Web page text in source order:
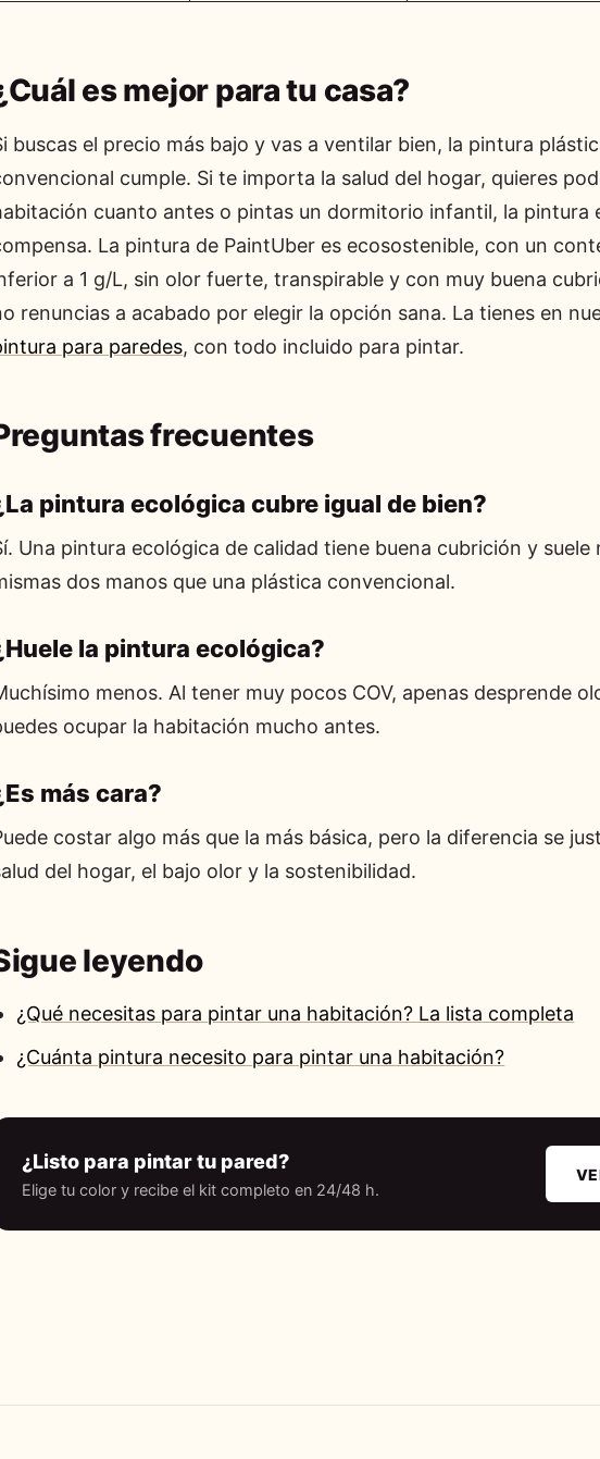
es mejor para tu casa?
buscas el precio más bajo y vas a ventilar bien, la pintura
cumple. Si te importa la salud del hogar, quieres
cuanto antes o pintas un dormitorio infantil, la pintura
La pintura de PaintUber es ecosostenible, con un
a 1 g/L, sin olor fuerte, transpirable y con muy buena
renuncias a acabado por elegir la opción sana. La tienes en
para paredes, con todo incluido para pintar.
frecuentes
pintura ecológica cubre igual de bien?
Una pintura ecológica de calidad tiene buena cubrición y suele
dos manos que una plástica convencional.
la pintura ecológica?
menos. Al tener muy pocos COV, apenas desprende
ocupar la habitación mucho antes.
más cara?
costar algo más que la más básica, pero la diferencia se
del hogar, el bajo olor y la sostenibilidad.
leyendo
¿Qué necesitas para pintar una habitación? La lista completa
¿Cuánta pintura necesito para pintar una habitación?
¿Listo para pintar tu pared?
Elige tu color y recibe el kit completo en 24/48 h.